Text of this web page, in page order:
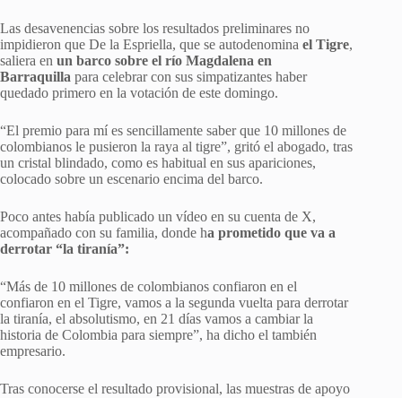
Las desavenencias sobre los resultados preliminares no
impidieron que De la Espriella, que se autodenomina el Tigre,
saliera en un barco sobre el río Magdalena en
Barraquilla para celebrar con sus simpatizantes haber
quedado primero en la votación de este domingo.
“El premio para mí es sencillamente saber que 10 millones de
colombianos le pusieron la raya al tigre”, gritó el abogado, tras
un cristal blindado, como es habitual en sus apariciones,
colocado sobre un escenario encima del barco.
Poco antes había publicado un vídeo en su cuenta de X,
acompañado con su familia, donde ha prometido que va a
derrotar “la tiranía”:
“Más de 10 millones de colombianos confiaron en el
confiaron en el Tigre, vamos a la segunda vuelta para derrotar
la tiranía, el absolutismo, en 21 días vamos a cambiar la
historia de Colombia para siempre”, ha dicho el también
empresario.
Tras conocerse el resultado provisional, las muestras de apoyo